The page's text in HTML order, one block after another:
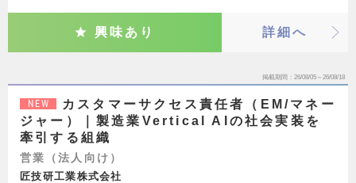
興味あり 詳細へ
掲載期間 26/08/05～26/08/18
NEW
カスタマーサクセス責任者（EM/マネー
ジャー）｜製造業Vertical AIの社会実装を
牽引する組織
営業（法人向け）
匠技研工業株式会社